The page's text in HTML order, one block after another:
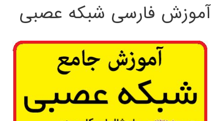
آموزش فارسی شبکه عصبی